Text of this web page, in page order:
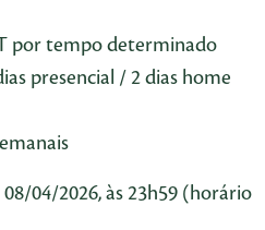
por tempo determinado
presencial / 2 dias home
04/2026, às 23h59 (horário